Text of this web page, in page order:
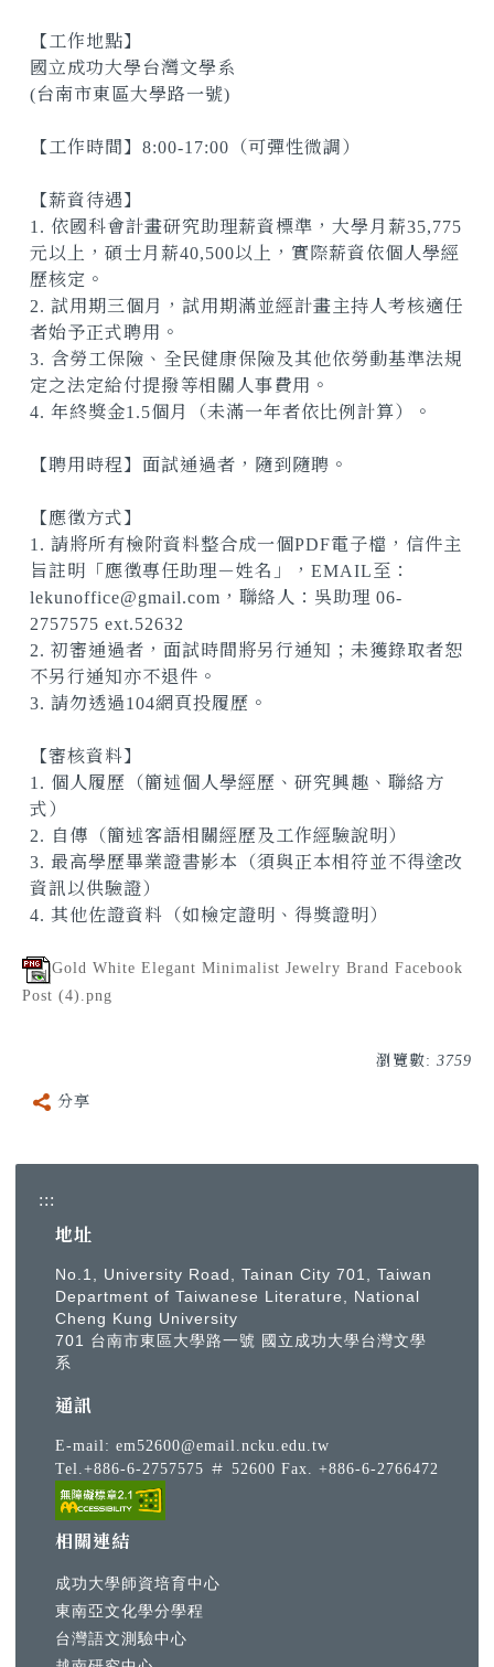
【工作地點】
國立成功大學台灣文學系
(台南市東區大學路一號)
【工作時間】8:00-17:00（可彈性微調）
【薪資待遇】
1. 依國科會計畫研究助理薪資標準，大學月薪35,775
元以上，碩士月薪40,500以上，實際薪資依個人學經
歷核定。
2. 試用期三個月，試用期滿並經計畫主持人考核適任
者始予正式聘用。
3. 含勞工保險、全民健康保險及其他依勞動基準法規
定之法定給付提撥等相關人事費用。
4. 年終獎金1.5個月（未滿一年者依比例計算）。
【聘用時程】面試通過者，隨到隨聘。
【應徵方式】
1. 請將所有檢附資料整合成一個PDF電子檔，信件主
旨註明「應徵專任助理－姓名」，EMAIL至：
lekunoffice@gmail.com，聯絡人：吳助理 06-
2757575 ext.52632
2. 初審通過者，面試時間將另行通知；未獲錄取者恕
不另行通知亦不退件。
3. 請勿透過104網頁投履歷。
【審核資料】
1. 個人履歷（簡述個人學經歷、研究興趣、聯絡方
式）
2. 自傳（簡述客語相關經歷及工作經驗說明）
3. 最高學歷畢業證書影本（須與正本相符並不得塗改
資訊以供驗證）
4. 其他佐證資料（如檢定證明、得獎證明）
Gold White Elegant Minimalist Jewelry Brand Facebook
Post (4).png
瀏覽數: 3759
分享
:::
地址
No.1, University Road, Tainan City 701, Taiwan
Department of Taiwanese Literature, National
Cheng Kung University
701 台南市東區大學路一號 國立成功大學台灣文學
系
通訊
E-mail: em52600@email.ncku.edu.tw
Tel.+886-6-2757575 ＃ 52600 Fax. +886-6-2766472
相關連結
成功大學師資培育中心
東南亞文化學分學程
台灣語文測驗中心